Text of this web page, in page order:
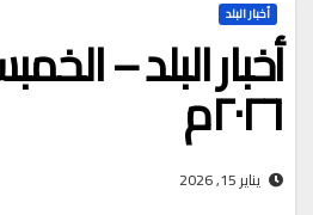
أخبار البلد
٢٠٢٦م
يناير 15, 2026